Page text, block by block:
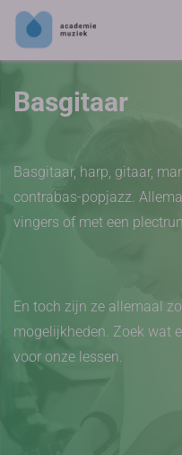
Basgitaar
Basgitaar, harp, gitaar,
contrabas-popjazz.
vingers of met een
En toch zijn ze allemaal
mogelijkheden. Zoek wat
voor onze lessen.